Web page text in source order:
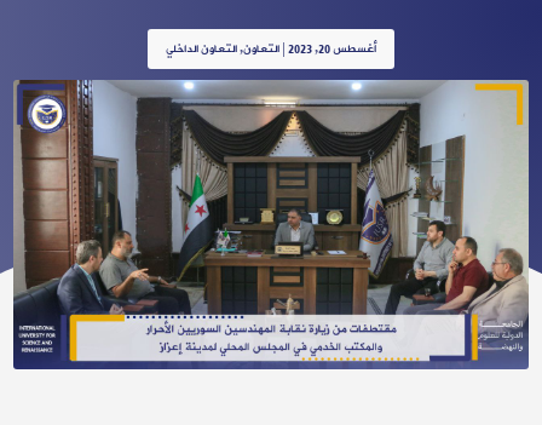
أغسطس 20, 2023 |التعاون,التعاون الداخلي